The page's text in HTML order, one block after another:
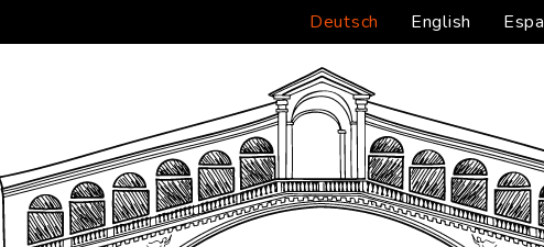
Deutsch English